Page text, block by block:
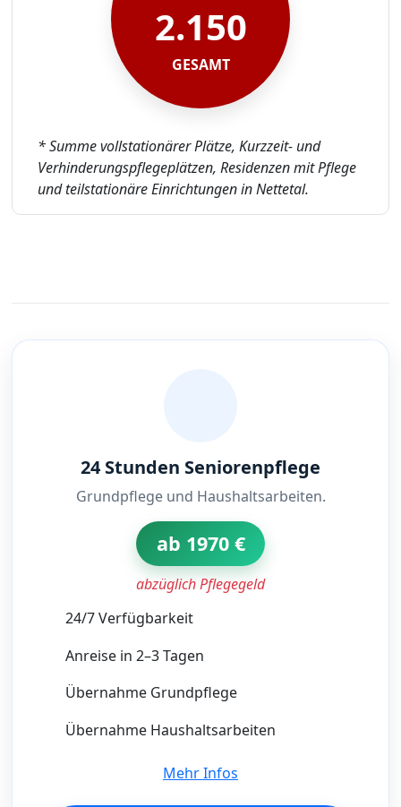
2.150
GESAMT
* Summe vollstationärer Plätze, Kurzzeit- und
Verhinderungspflegeplätzen, Residenzen mit Pflege
und teilstationäre Einrichtungen in Nettetal.
24 Stunden Seniorenpflege
Grundpflege und Haushaltsarbeiten.
ab 1970 €
abzüglich Pflegegeld
24/7 Verfügbarkeit
Anreise in 2–3 Tagen
Übernahme Grundpflege
Übernahme Haushaltsarbeiten
Mehr Infos